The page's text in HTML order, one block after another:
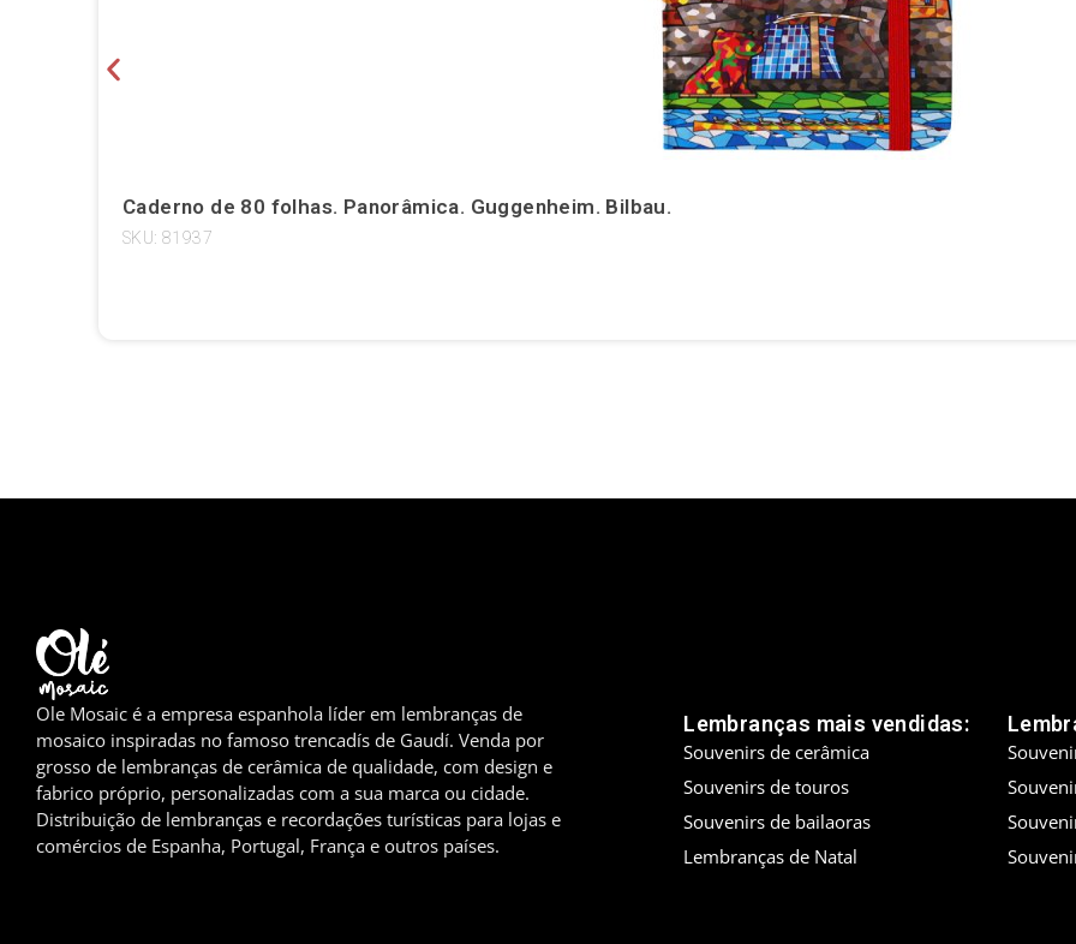
Caderno de 80 folhas. Panorâmica. Guggenheim. Bilbau.
SKU: 81937
Ole Mosaic é a empresa espanhola líder em lembranças de
mosaico inspiradas no famoso trencadís de Gaudí. Venda por
grosso de lembranças de cerâmica de qualidade, com design e
fabrico próprio, personalizadas com a sua marca ou cidade.
Distribuição de lembranças e recordações turísticas para lojas e
comércios de Espanha, Portugal, França e outros países.
Lembranças mais vendidas:
Souvenirs de cerâmica
Souvenirs de touros
Souvenirs de bailaoras
Lembranças de Natal